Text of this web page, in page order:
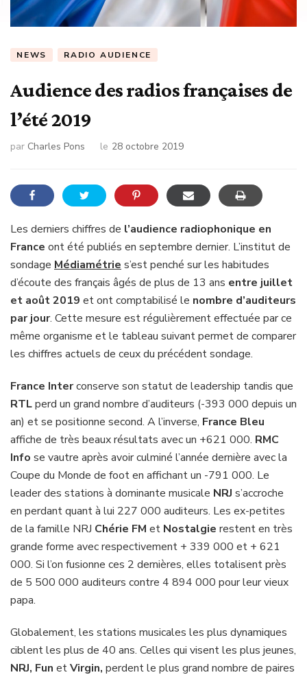
NEWS RADIO AUDIENCE
Audience des radios françaises de
l’été 2019
par Charles Pons le 28 octobre 2019
Les derniers chiffres de l’audience radiophonique en
France ont été publiés en septembre dernier. L’institut de
sondage Médiamétrie s’est penché sur les habitudes
d’écoute des français âgés de plus de 13 ans entre juillet
et août 2019 et ont comptabilisé le nombre d’auditeurs
par jour. Cette mesure est régulièrement effectuée par ce
même organisme et le tableau suivant permet de comparer
les chiffres actuels de ceux du précédent sondage.
France Interconserve son statut de leadership tandis que
RTLperd un grand nombre d’auditeurs (-393 000 depuis un
an) et se positionne second. A l’inverse, France Bleu
affiche de très beaux résultats avec un +621 000. RMC
Info se vautre après avoir culminé l’année dernière avec la
Coupe du Monde de foot en affichant un -791 000. Le
leader des stations à dominante musicale NRJ s’accroche
en perdant quant à lui 227 000 auditeurs. Les ex-petites
de la famille NRJ Chérie FM et Nostalgie restent en très
grande forme avec respectivement + 339 000 et + 621
000. Si l’on fusionne ces 2 dernières, elles totalisent près
de 5 500 000 auditeurs contre 4 894 000 pour leur vieux
papa.
Globalement, les stations musicales les plus dynamiques
ciblent les plus de 40 ans. Celles qui visent les plus jeunes,
NRJ, Fun etVirgin, perdent le plus grand nombre de paires